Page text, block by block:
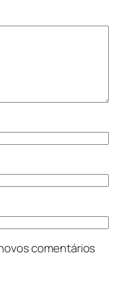
comentários